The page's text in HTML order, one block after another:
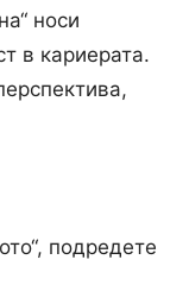
носи
в кариерата.
подредете